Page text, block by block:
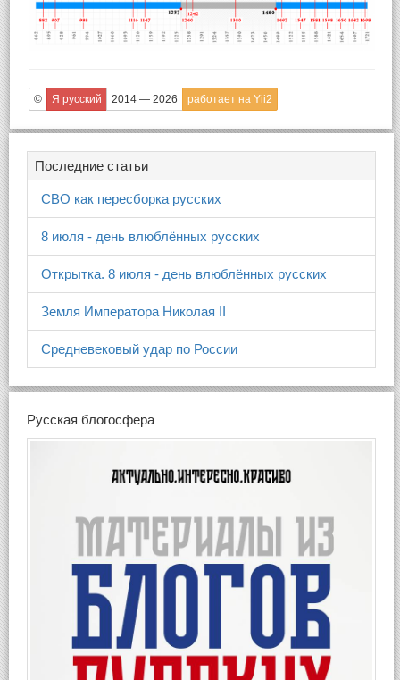
© Я русский 2014 — 2026 работает на Yii2
Последние статьи
СВО как пересборка русских
8 июля - день влюблённых русских
Открытка. 8 июля - день влюблённых русских
Земля Императора Николая II
Средневековый удар по России
Русская блогосфера